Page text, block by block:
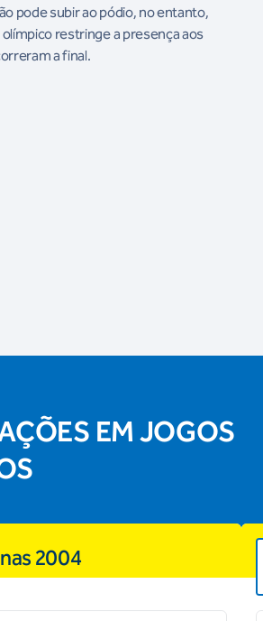
pode subir ao pódio, no entanto,
restringe a presença aos
a final.
EM JOGOS
2004